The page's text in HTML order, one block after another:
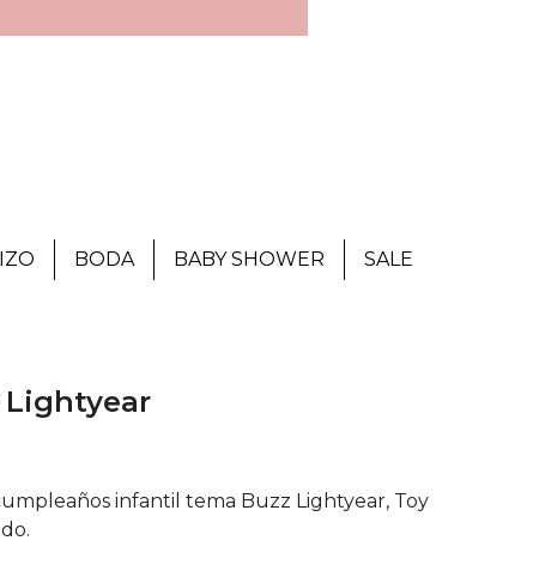
BODA BABY SHOWER SALE
infantil tema Buzz Lightyear, Toy